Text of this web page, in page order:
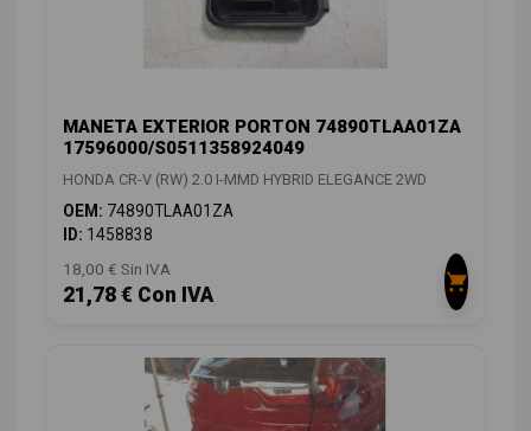
MANETA EXTERIOR PORTON 74890TLAA01ZA
17596000/S0511358924049
HONDA CR-V (RW) 2.0 I-MMD HYBRID ELEGANCE 2WD
OEM: 74890TLAA01ZA
ID: 1458838
18,00 € Sin IVA
21,78 € Con IVA